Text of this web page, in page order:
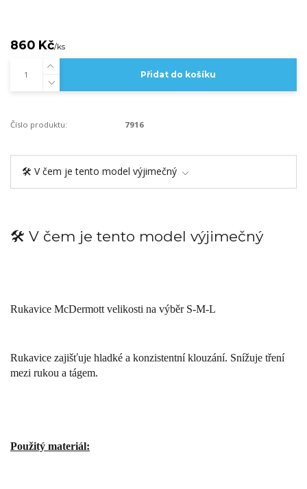
860 Kč/ks
Přidat do košíku
Číslo produktu: 7916
🛠️ V čem je tento model výjimečný
🛠️ V čem je tento model výjimečný
Rukavice McDermott velikosti na výběr S-M-L
Rukavice zajišťuje hladké a konzistentní klouzání. Snížuje tření
mezi rukou a tágem.
Použitý materiál: